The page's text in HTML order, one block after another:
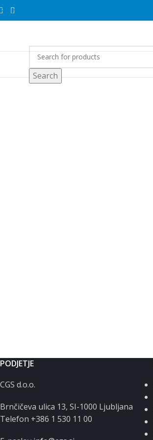
Skip to main content
Search
PODJETJE
CGS d.o.o.
Brnčičeva ulica 13, SI-1000 Ljubljana
Telefon +386 1 530 11 00